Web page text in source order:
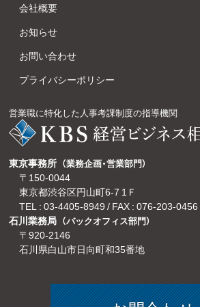
会社概要
お知らせ
お問い合わせ
プライバシーポリシー
営業職に特化した人事考課制度の指導機関
東京事務所 （業務企画・営業部門）
〒150-0044
東京都渋谷区円山町6-7 1Ｆ
TEL : 03-4405-8949 / FAX : 076-203-0456
石川業務局 （バックオフィス部門）
〒920-2146
石川県白山市日向町和35番地